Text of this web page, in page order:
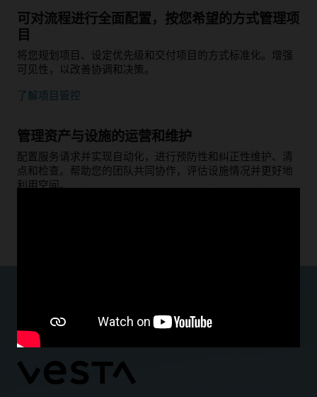
可对流程进行全面配置，按您希望的方式管理项
目
将您规划项目、设定优先级和交付项目的方式标准化。增强
可见性，以改善协调和决策。
了解项目管控
管理资产与设施的运营和维护
配置服务请求并实现自动化，进行预防性和纠正性维护、清
点和检查。帮助您的团队共同协作，评估设施情况并更好地
利用空间。